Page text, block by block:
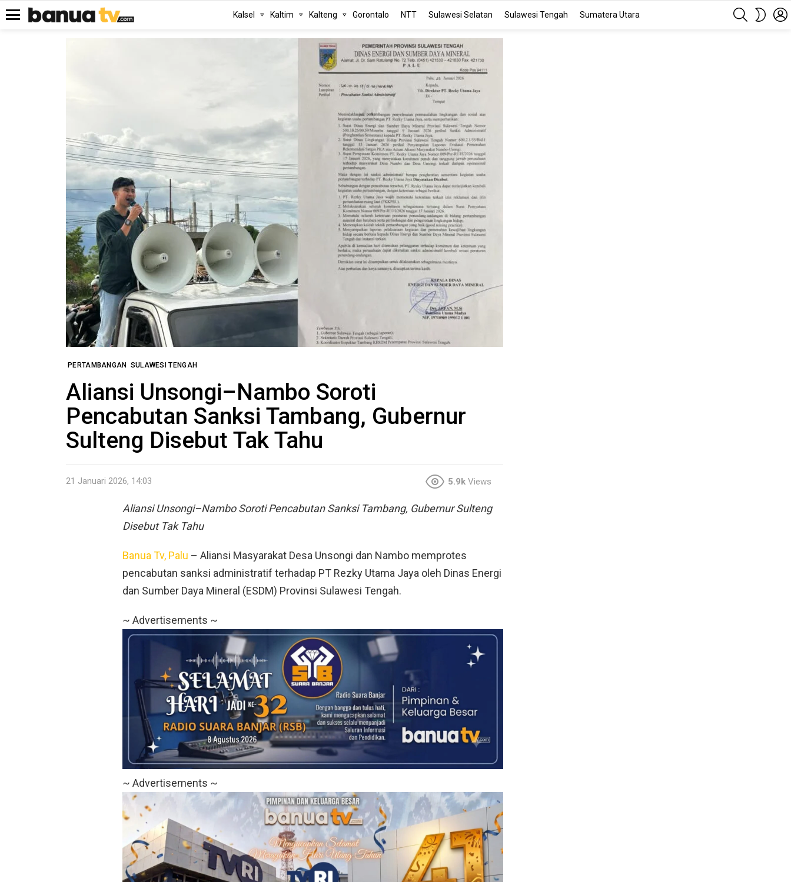
Kalsel Kaltim Kalteng Gorontalo NTT Sulawesi Selatan Sulawesi Tengah Sumatera Utara
SEARCH
SKIN
PERTAMBANGAN SULAWESI TENGAH
Aliansi Unsongi–Nambo Soroti
Pencabutan Sanksi Tambang, Gubernur
Sulteng Disebut Tak Tahu
21 Januari 2026, 14:03 5.9k Views
Aliansi Unsongi–Nambo Soroti Pencabutan Sanksi Tambang, Gubernur Sulteng
Disebut Tak Tahu
Banua Tv, Palu – Aliansi Masyarakat Desa Unsongi dan Nambo memprotes
pencabutan sanksi administratif terhadap PT Rezky Utama Jaya oleh Dinas Energi
dan Sumber Daya Mineral (ESDM) Provinsi Sulawesi Tengah.
~ Advertisements ~
~ Advertisements ~